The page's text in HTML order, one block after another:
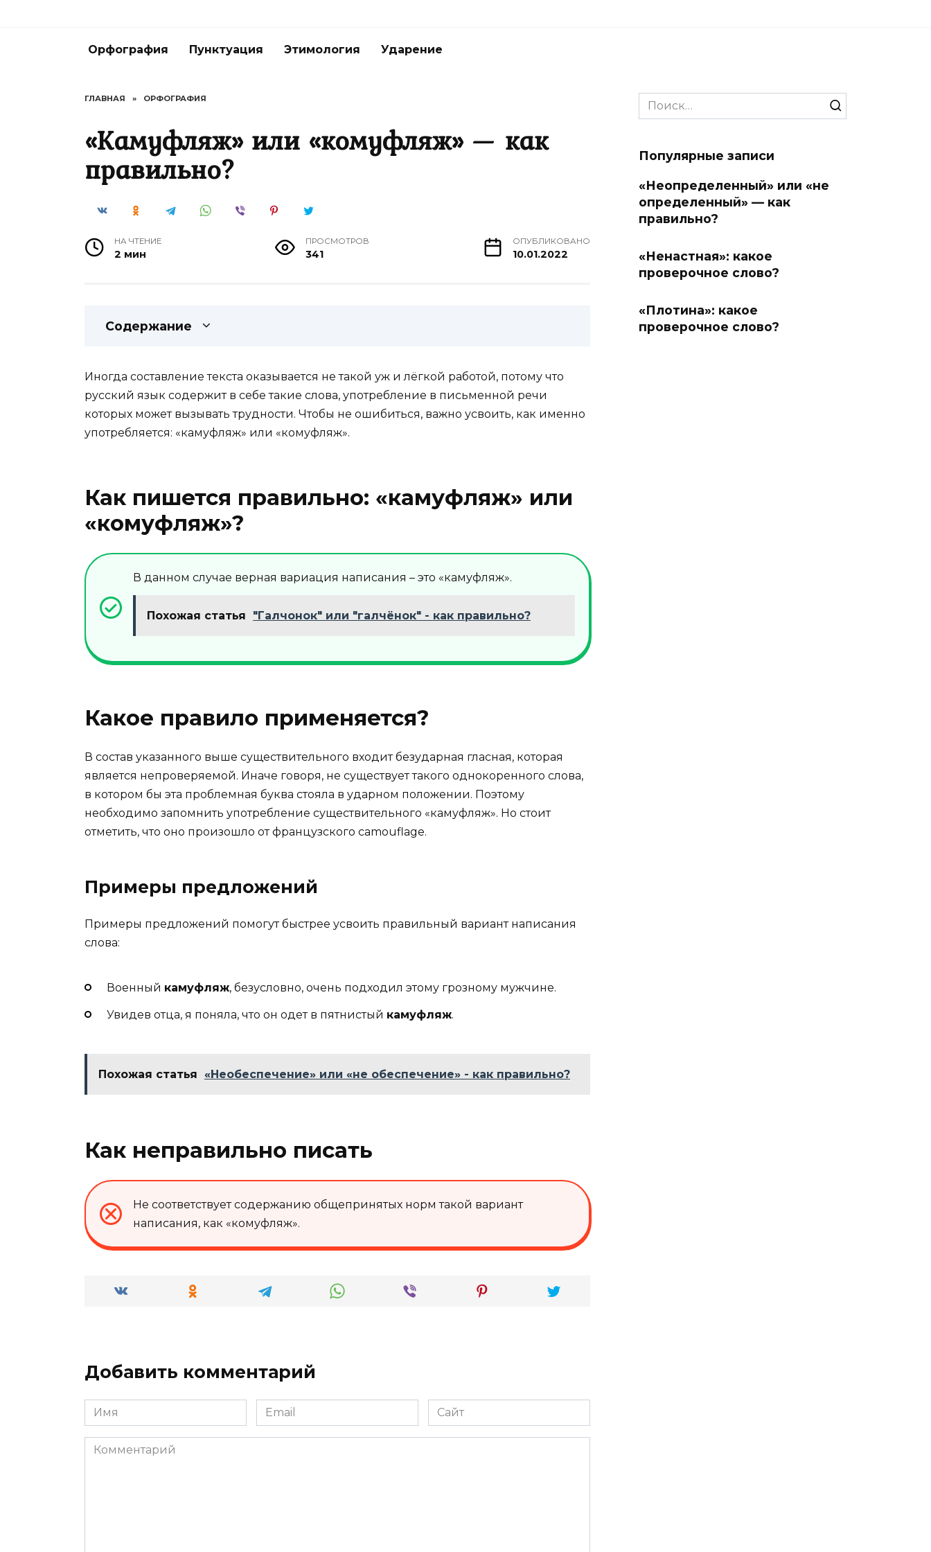
Орфография Пунктуация Этимология Ударение
ГЛАВНАЯ » ОРФОГРАФИЯ
«Камуфляж» или «комуфляж» — как
правильно?
НА ЧТЕНИЕ
2 мин
ПРОСМОТРОВ
341
ОПУБЛИКОВАНО
10.01.2022
Содержание
Иногда составление текста оказывается не такой уж и лёгкой работой, потому что
русский язык содержит в себе такие слова, употребление в письменной речи
которых может вызывать трудности. Чтобы не ошибиться, важно усвоить, как именно
употребляется: «камуфляж» или «комуфляж».
Как пишется правильно: «камуфляж» или
«комуфляж»?
В данном случае верная вариация написания – это «камуфляж».
Похожая статья "Галчонок" или "галчёнок" - как правильно?
Какое правило применяется?
В состав указанного выше существительного входит безударная гласная, которая
является непроверяемой. Иначе говоря, не существует такого однокоренного слова,
в котором бы эта проблемная буква стояла в ударном положении. Поэтому
необходимо запомнить употребление существительного «камуфляж». Но стоит
отметить, что оно произошло от французского camouflage.
Примеры предложений
Примеры предложений помогут быстрее усвоить правильный вариант написания
слова:
Военный камуфляж, безусловно, очень подходил этому грозному мужчине.
Увидев отца, я поняла, что он одет в пятнистый камуфляж.
Похожая статья «Необеспечение» или «не обеспечение» - как правильно?
Как неправильно писать
Не соответствует содержанию общепринятых норм такой вариант
написания, как «комуфляж».
Добавить комментарий
Имя
*
Email
*
Сайт
Комментарий
Search
for:
Популярные записи
«Неопределенный» или «не
определенный» — как
правильно?
«Ненастная»: какое
проверочное слово?
«Плотина»: какое
проверочное слово?